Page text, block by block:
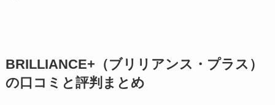
BRILLIANCE+（ブリリアンス・プラス）
の口コミと評判まとめ